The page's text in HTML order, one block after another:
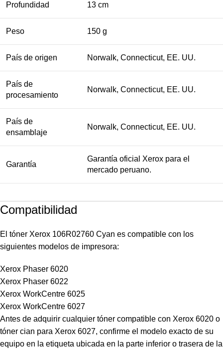
Profundidad 13 cm
Peso 150 g
País de origen Norwalk, Connecticut, EE. UU.
País de
procesamiento
Norwalk, Connecticut, EE. UU.
País de
ensamblaje
Norwalk, Connecticut, EE. UU.
Garantía
Garantía oficial Xerox para el
mercado peruano.
Compatibilidad
El tóner Xerox 106R02760 Cyan es compatible con los
siguientes modelos de impresora:
Xerox Phaser 6020
Xerox Phaser 6022
Xerox WorkCentre 6025
Xerox WorkCentre 6027
Antes de adquirir cualquier tóner compatible con Xerox 6020 o
tóner cian para Xerox 6027, confirme el modelo exacto de su
equipo en la etiqueta ubicada en la parte inferior o trasera de la